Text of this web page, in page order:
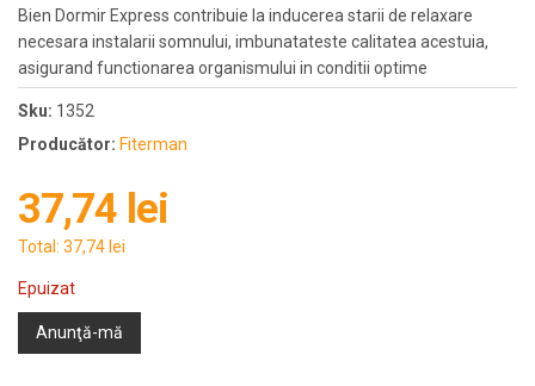
Bien Dormir Express contribuie la inducerea starii de relaxare
necesara instalarii somnului, imbunatateste calitatea acestuia,
asigurand functionarea organismului in conditii optime
Sku: 1352
Producător: Fiterman
37,74 lei
Total: 37,74 lei
Epuizat
Anunţă-mă